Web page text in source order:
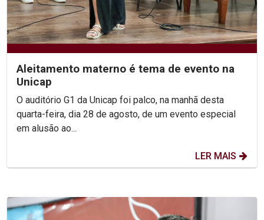
Aleitamento materno é tema de evento na
Unicap
O auditório G1 da Unicap foi palco, na manhã desta
quarta-feira, dia 28 de agosto, de um evento especial
em alusão ao...
LER MAIS